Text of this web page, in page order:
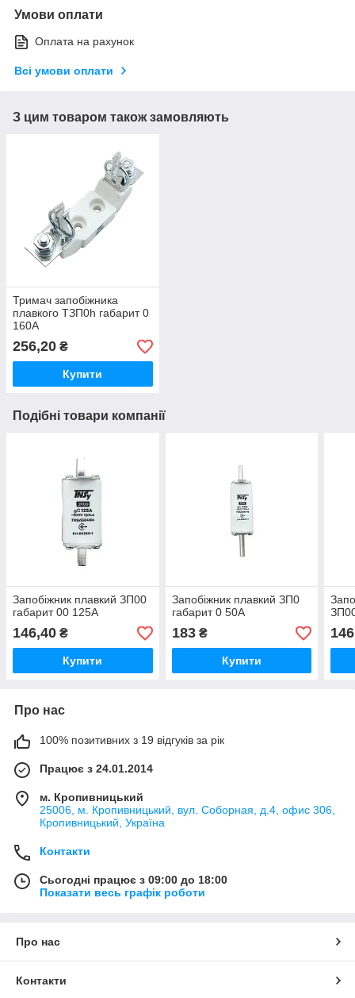
Умови оплати
Оплата на рахунок
Всі умови оплати
З цим товаром також замовляють
Тримач запобіжника
плавкого ТЗП0h габарит 0
160А
256,20 ₴
Купити
Подібні товари компанії
Запобіжник плавкий ЗП00
габарит 00 125А
146,40 ₴
Купити
Запобіжник плавкий ЗП0
габарит 0 50А
183₴
Купити
Про нас
100% позитивних з 19 відгуків за рік
Працює з 24.01.2014
м. Кропивницький
25006, м. Кропивницький, вул. Соборная, д.4, офис 306,
Кропивницький, Україна
Контакти
Сьогодні працює з 09:00 до 18:00
Показати весь графік роботи
Про нас
Контакти